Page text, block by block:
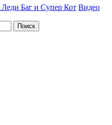
Леди Баг и Супер Кот Видео